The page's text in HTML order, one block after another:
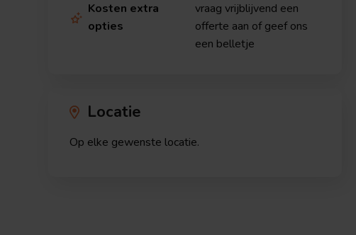

Kosten extra
opties
vraag vrijblijvend een
offerte aan of geef ons
een belletje
Locatie
Op elke gewenste locatie.